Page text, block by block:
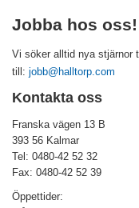
Jobba hos oss!
Vi söker alltid nya stjärnor
till: jobb@halltorp.com
Kontakta oss
Franska vägen 13 B
393 56 Kalmar
Tel: 0480-42 52 32
Fax: 0480-42 52 39
Öppettider: